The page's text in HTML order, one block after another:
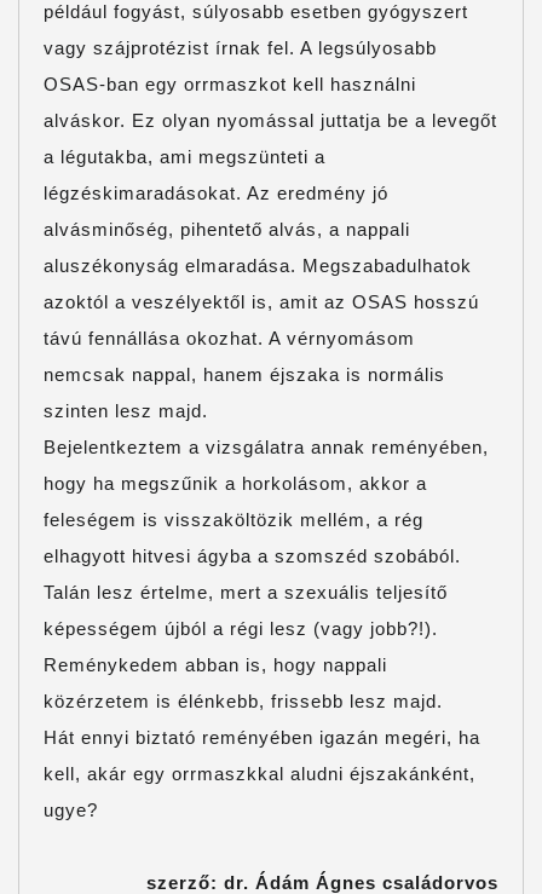
például fogyást, súlyosabb esetben gyógyszert
vagy szájprotézist írnak fel. A legsúlyosabb
OSAS-ban egy orrmaszkot kell használni
alváskor. Ez olyan nyomással juttatja be a levegőt
a légutakba, ami megszünteti a
légzéskimaradásokat. Az eredmény jó
alvásminőség, pihentető alvás, a nappali
aluszékonyság elmaradása. Megszabadulhatok
azoktól a veszélyektől is, amit az OSAS hosszú
távú fennállása okozhat. A vérnyomásom
nemcsak nappal, hanem éjszaka is normális
szinten lesz majd.
Bejelentkeztem a vizsgálatra annak reményében,
hogy ha megszűnik a horkolásom, akkor a
feleségem is visszaköltözik mellém, a rég
elhagyott hitvesi ágyba a szomszéd szobából.
Talán lesz értelme, mert a szexuális teljesítő
képességem újból a régi lesz (vagy jobb?!).
Reménykedem abban is, hogy nappali
közérzetem is élénkebb, frissebb lesz majd.
Hát ennyi biztató reményében igazán megéri, ha
kell, akár egy orrmaszkkal aludni éjszakánként,
ugye?
szerző: dr. Ádám Ágnes családorvos